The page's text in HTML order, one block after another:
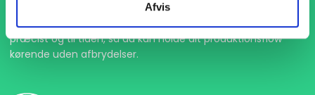
Afvis
Med hurtig levering på kun 1-4 dage sikrer vi, at dine
projekter aldrig bliver forsinket. Vi står klar til at levere
præcist og til tiden, så du kan holde dit produktionsflow
kørende uden afbrydelser.